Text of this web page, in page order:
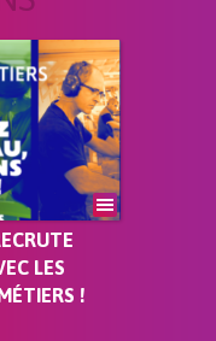
LES
!